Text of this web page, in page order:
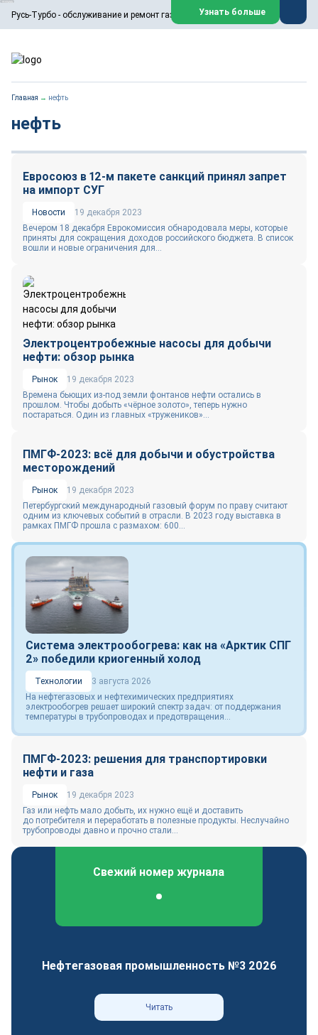
Русь-Турбо - обслуживание и ремонт газовых паровых турбин
ООО «Русь-Турбо» занимается сервисом газовых и паровых
турбин, комплексным ремонтом, восстановлением,
техническим обслуживанием оборудования ТЭС,
работают на нефтегазовых, нефтехимических,
металлургических и других предприятиях.
Реклама. ООО «Русь-Турбо», ИНН 7802588950
Узнать больше
Главная → нефть
нефть
Евросоюз в 12-м пакете санкций принял запрет
на импорт СУГ
Новости
19 декабря 2023
Вечером 18 декабря Еврокомиссия обнародовала меры, которые
приняты для сокращения доходов российского бюджета. В список
вошли и новые ограничения для...
Электроцентробежные насосы для добычи
нефти: обзор рынка
Рынок
19 декабря 2023
Времена бьющих из-под земли фонтанов нефти остались в
прошлом. Чтобы добыть «чёрное золото», теперь нужно
постараться. Один из главных «тружеников»...
ПМГФ-2023: всё для добычи и обустройства
месторождений
Рынок
19 декабря 2023
Петербургский международный газовый форум по праву считают
одним из ключевых событий в отрасли. В 2023 году выставка в
рамках ПМГФ прошла с размахом: 600...
Система электрообогрева: как на «Арктик СПГ
2» победили криогенный холод
Технологии
3 августа 2026
На нефтегазовых и нефтехимических предприятиях
электрообогрев решает широкий спектр задач: от поддержания
температуры в трубопроводах и предотвращения...
ПМГФ-2023: решения для транспортировки
нефти и газа
Рынок
19 декабря 2023
Газ или нефть мало добыть, их нужно ещё и доставить
до потребителя и переработать в полезные продукты. Неслучайно
трубопроводы давно и прочно стали...
Свежий номер журнала
Нефтегазовая промышленность №3 2026
Читать